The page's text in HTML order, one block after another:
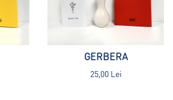
GERBERA
25,00 Lei